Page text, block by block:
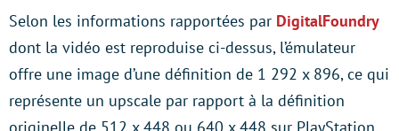
Selon les informations rapportées par DigitalFoundry
dont la vidéo est reproduise ci-dessus, l’émulateur
offre une image d’une définition de 1 292 x 896, ce qui
représente un upscale par rapport à la définition